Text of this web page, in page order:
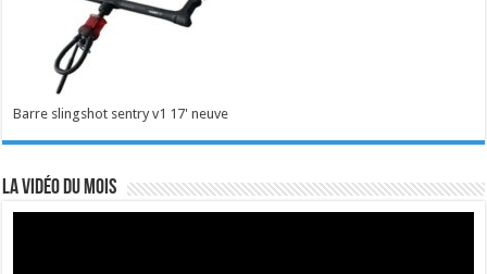
Barre slingshot sentry v1 17' neuve
La vidéo du mois